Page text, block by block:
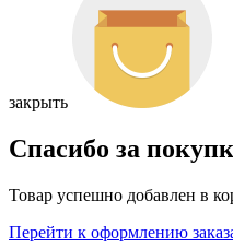
закрыть
Спасибо за
Товар успешно добавлен в
Перейти к оформлению